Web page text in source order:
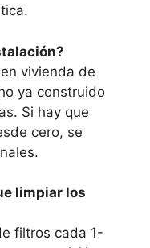
vivienda de
ya construido
Si hay que
cero, se
limpiar los
filtros cada 1-